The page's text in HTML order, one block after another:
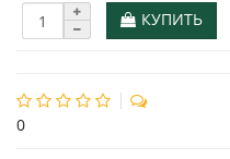
КУПИТЬ
0